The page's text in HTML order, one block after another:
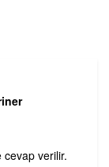
cevap verilir.